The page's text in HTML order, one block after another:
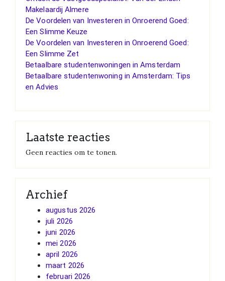
Makelaardij Almere
De Voordelen van Investeren in Onroerend Goed:
Een Slimme Keuze
De Voordelen van Investeren in Onroerend Goed:
Een Slimme Zet
Betaalbare studentenwoningen in Amsterdam
Betaalbare studentenwoning in Amsterdam: Tips
en Advies
Laatste reacties
Geen reacties om te tonen.
Archief
augustus 2026
juli 2026
juni 2026
mei 2026
april 2026
maart 2026
februari 2026